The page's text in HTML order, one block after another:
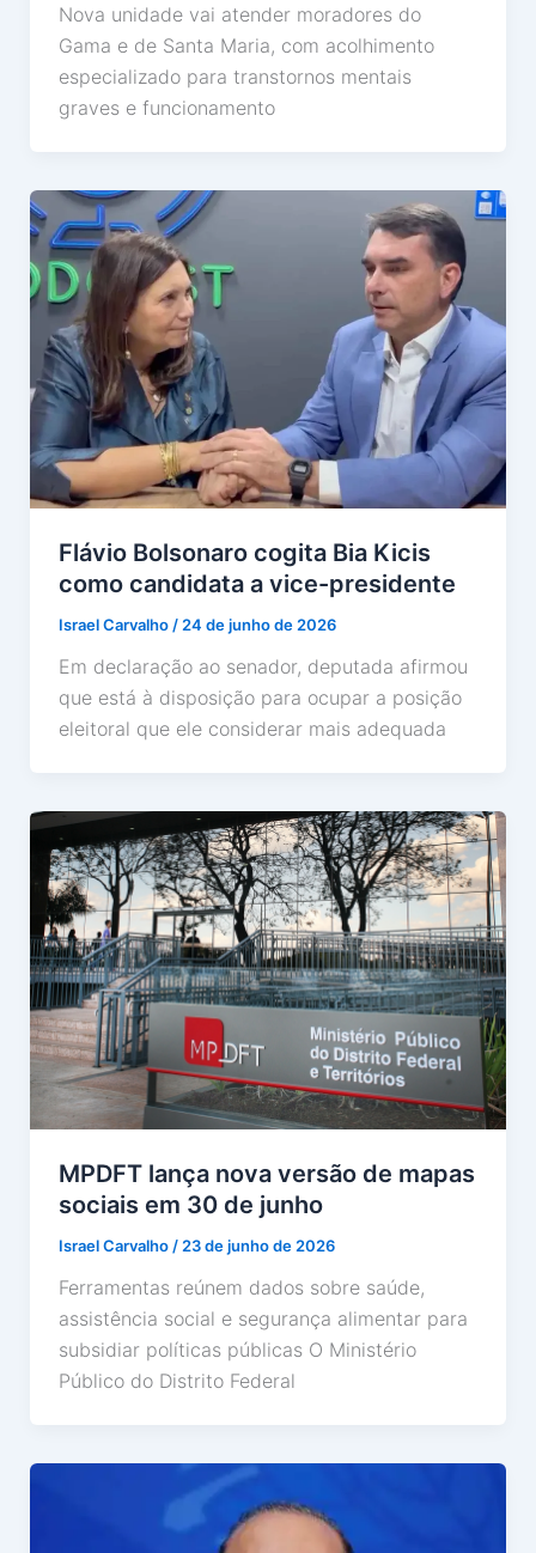
Nova unidade vai atender moradores do
Gama e de Santa Maria, com acolhimento
especializado para transtornos mentais
graves e funcionamento
Flávio Bolsonaro cogita Bia Kicis
como candidata a vice-presidente
Israel Carvalho / 24 de junho de 2026
Em declaração ao senador, deputada afirmou
que está à disposição para ocupar a posição
eleitoral que ele considerar mais adequada
MPDFT lança nova versão de mapas
sociais em 30 de junho
Israel Carvalho / 23 de junho de 2026
Ferramentas reúnem dados sobre saúde,
assistência social e segurança alimentar para
subsidiar políticas públicas O Ministério
Público do Distrito Federal